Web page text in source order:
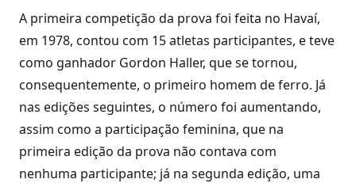
A primeira competição da prova foi feita no Havaí,
em 1978, contou com 15 atletas participantes, e teve
como ganhador Gordon Haller, que se tornou,
consequentemente, o primeiro homem de ferro. Já
nas edições seguintes, o número foi aumentando,
assim como a participação feminina, que na
primeira edição da prova não contava com
nenhuma participante; já na segunda edição, uma